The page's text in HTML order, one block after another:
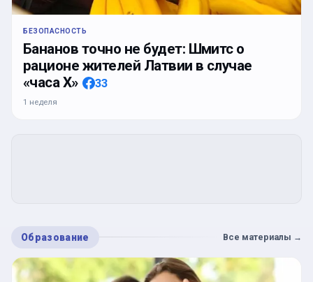
БЕЗОПАСНОСТЬ
Бананов точно не будет: Шмитс о
рационе жителей Латвии в случае
«часа Х»
33
1 неделя
Образование Все материалы →